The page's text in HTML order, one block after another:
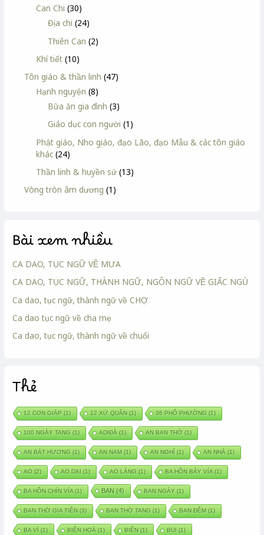
Can Chi (30)
Địa chi (24)
Thiên Can (2)
Khí tiết (10)
Tôn giáo & thần linh (47)
Hạnh nguyện (8)
Bữa ăn gia đình (3)
Giáo dục con người (1)
Phật giáo, Nho giáo, đạo Lão, đạo Mẫu & các tôn giáo
khác (24)
Thần linh & huyền sử (13)
Vòng tròn âm dương (1)
Bài xem nhiều
CA DAO, TỤC NGỮ VỀ MƯA
CA DAO, TỤC NGỮ, THÀNH NGỮ, NGÔN NGỮ VỀ GIẤC NGỦ
Ca dao, tục ngữ, thành ngữ về CHỢ
Ca dao tục ngữ về cha mẹ
Ca dao, tục ngữ, thành ngữ về chuối
Thẻ
12 CON GIÁP (1) 12 XỨ QUÂN (1) 36 PHỐ PHƯỜNG (1)
100 NGÀY TANG (1) ADIĐÀ (1) AN BAN THỜ(1)
AN BÁT HƯƠNG (1) AN NAM(1) AN NGHỈ (1) AN NHÀ (1)
AO (2) AO DẠI (1) AO LÀNG (1) BA HỒN BẢY VÍA(1)
BA HỒN CHÍN VÍA(1) BAN (4) BAN NGÀY (1)
BAN THỜ GIA TIÊN (3) BAN THỜ TANG (1) BAN ĐÊM(1)
BA VÌ (1) BIÊN HOÀ (1) BIỂN (1) BUI (1)